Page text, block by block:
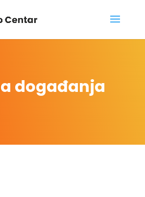
događanja